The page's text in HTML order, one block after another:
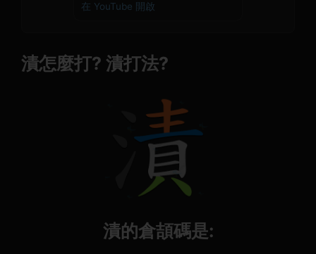
在 YouTube 開啟
漬怎麼打? 漬打法?
漬的倉頡碼是: